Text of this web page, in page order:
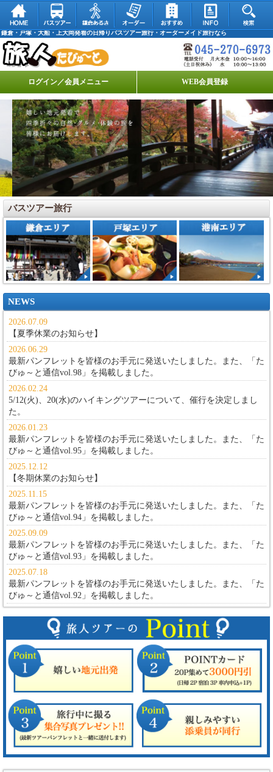
鎌倉・戸塚・大船・上大岡発着の日帰りバスツアー旅行・オーダーメイド旅行なら
ログイン／会員メニュー WEB会員登録
バスツアー旅行
NEWS
2026.07.09
【夏季休業のお知らせ】
2026.06.29
最新パンフレットを皆様のお手元に発送いたしました。また、
「た
びゅ～と通信vol.98」 を掲載しました。
2026.02.24
5/12(火)、20(水)のハイキングツアーについて、催行を決定しまし
た。
2026.01.23
最新パンフレットを皆様のお手元に発送いたしました。また、
「た
びゅ～と通信vol.95」 を掲載しました。
2025.12.12
【冬期休業のお知らせ】
2025.11.15
最新パンフレットを皆様のお手元に発送いたしました。また、
「た
びゅ～と通信vol.94」 を掲載しました。
2025.09.09
最新パンフレットを皆様のお手元に発送いたしました。また、
「た
びゅ～と通信vol.93」 を掲載しました。
2025.07.18
最新パンフレットを皆様のお手元に発送いたしました。また、
「た
びゅ～と通信vol.92」 を掲載しました。